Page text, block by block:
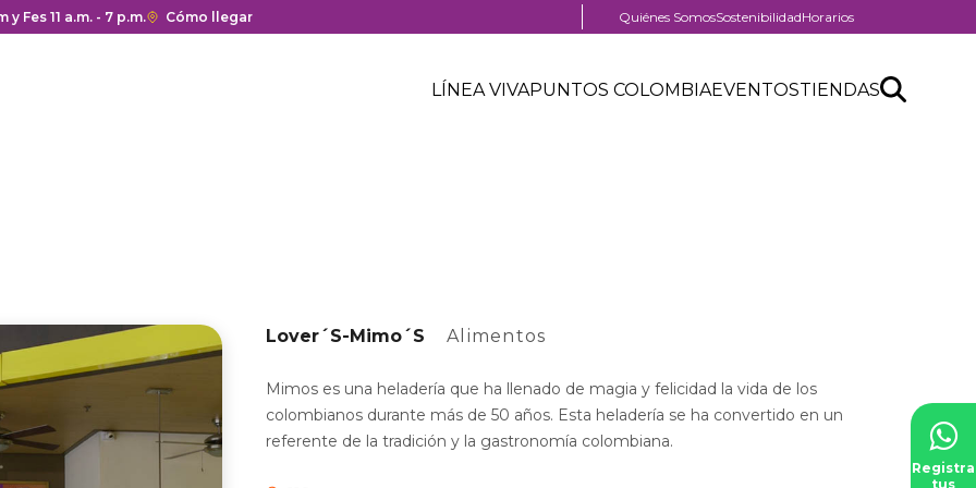
y cierre del centro comercial.
y Fes 11 a.m. - 7 p.m.Enlace
Cómo llegar
Menú
Quiénes SomosSostenibilidadHorarios
Header
Menú
LÍNEA VIVAPUNTOS COLOMBIAEVENTOSTIENDASSearch
Buscar
Lover´S-Mimo´S Alimentos
Mimos es una heladería que ha llenado de magia y felicidad la vida de los
colombianos durante más de 50 años. Esta heladería se ha convertido en un
referente de la tradición y la gastronomía colombiana.
Registra
tus